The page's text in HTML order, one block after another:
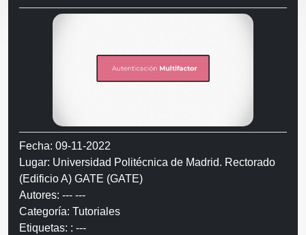
Fecha: 09-11-2022
Lugar: Universidad Politécnica de Madrid. Rectorado
(Edificio A) GATE (GATE)
Autores: --- ---
Categoría: Tutoriales
Etiquetas: : ---